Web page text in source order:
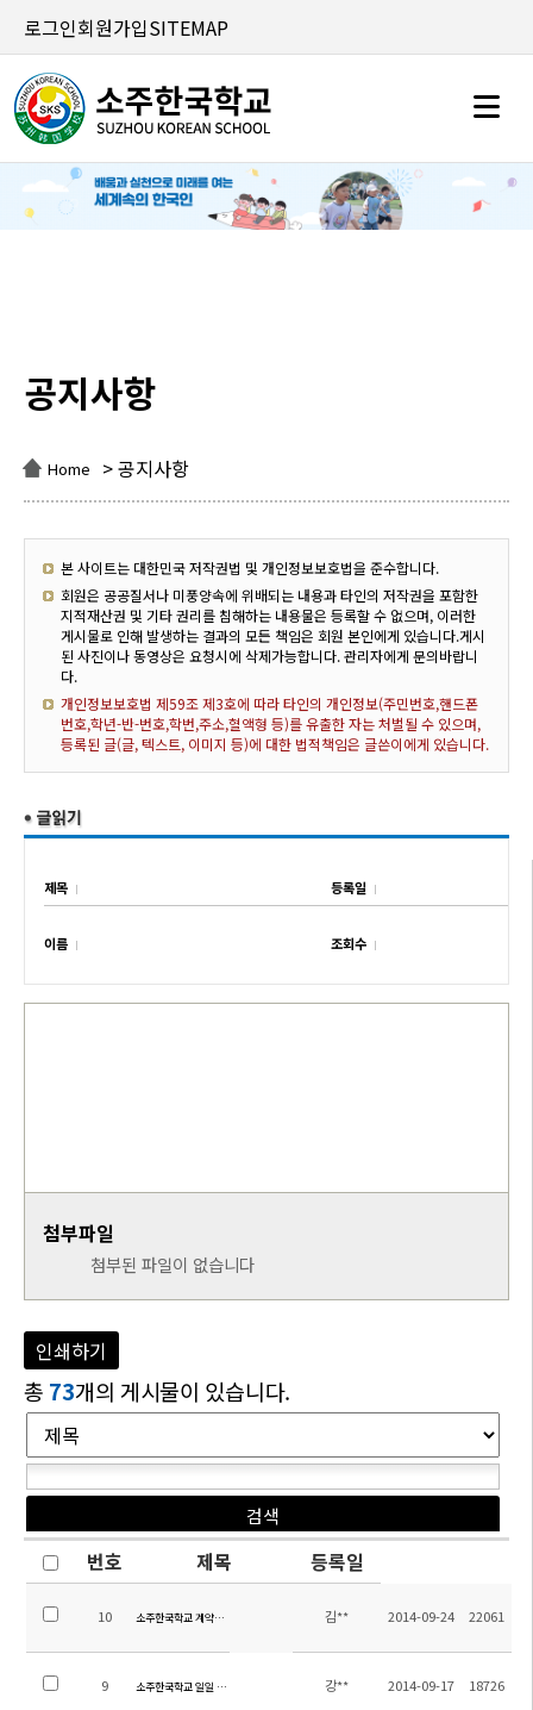
로그인회원가입SITEMAP
공지사항
Home > 공지사항
본 사이트는 대한민국 저작권법 및 개인정보보호법을 준수합니다.
회원은 공공질서나 미풍양속에 위배되는 내용과 타인의 저작권을 포함한
지적재산권 및 기타 권리를 침해하는 내용물은 등록할 수 없으며, 이러한
게시물로 인해 발생하는 결과의 모든 책임은 회원 본인에게 있습니다.게시
된 사진이나 동영상은 요청시에 삭제가능합니다. 관리자에게 문의바랍니
다.
개인정보보호법 제59조 제3호에 따라 타인의 개인정보(주민번호,핸드폰
번호,학년-반-번호,학번,주소,혈액형 등)를 유출한 자는 처벌될 수 있으며,
등록된 글(글, 텍스트, 이미지 등)에 대한 법적책임은 글쓴이에게 있습니다.
제목 등록일
이름 조회수
첨부파일
첨부된 파일이 없습니다
인쇄하기
총 73개의 게시물이 있습니다.
번호 제목 등록일
10 소주한국학교 계약제교원 (영어) 채용 공고 김** 2014-09-24 22061
9 소주한국학교 일일 시정표 (2014.09.17수정) 강** 2014-09-17 18726